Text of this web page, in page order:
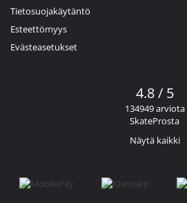
Tietosuojakäytäntö
Esteettömyys
Evästeasetukset
4.8 / 5
134949 arviota
SkateProsta
Näytä kaikki